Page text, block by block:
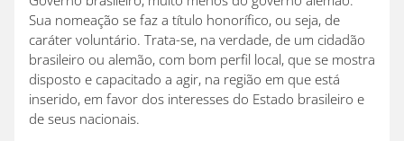
Sua nomeação se faz a título honorífico, ou seja, de
caráter voluntário. Trata-se, na verdade, de um cidadão
brasileiro ou alemão, com bom perfil local, que se mostra
disposto e capacitado a agir, na região em que está
inserido, em favor dos interesses do Estado brasileiro e
de seus nacionais.